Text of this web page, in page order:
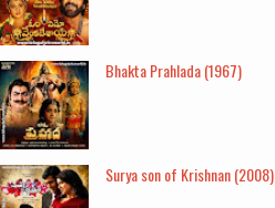
Bhakta Prahlada (1967)
Surya son of Krishnan (2008)